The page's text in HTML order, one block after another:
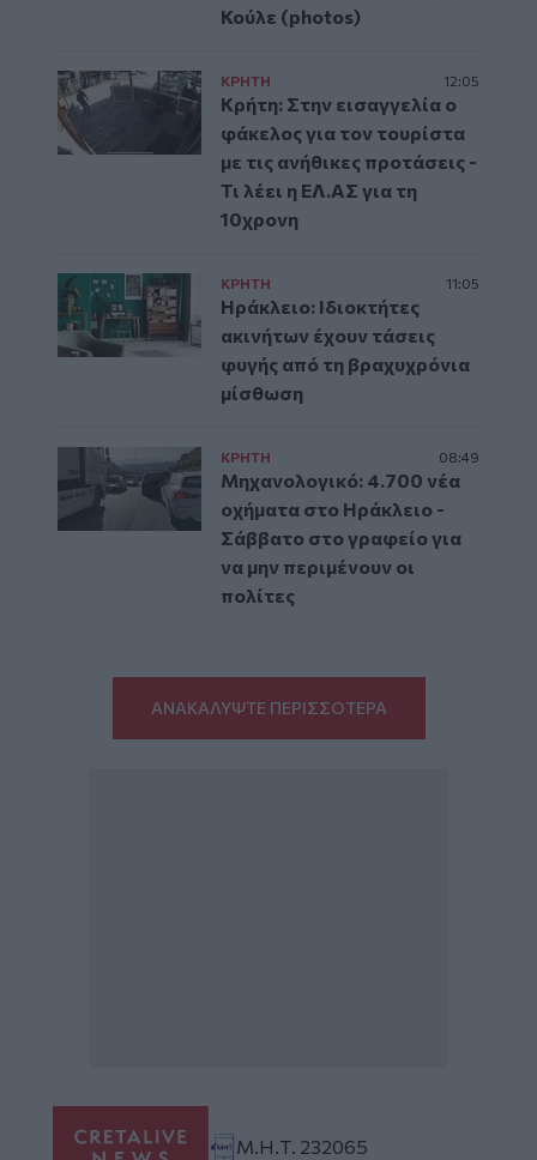
Κούλε (photos)
ΚΡΗΤΗ 12:05
Κρήτη: Στην εισαγγελία ο
φάκελος για τον τουρίστα
με τις ανήθικες προτάσεις -
Τι λέει η ΕΛ.ΑΣ για τη
10χρονη
ΚΡΗΤΗ 11:05
Ηράκλειο: Ιδιοκτήτες
ακινήτων έχουν τάσεις
φυγής από τη βραχυχρόνια
μίσθωση
ΚΡΗΤΗ 08:49
Μηχανολογικό: 4.700 νέα
οχήματα στο Ηράκλειο -
Σάββατο στο γραφείο για
να μην περιμένουν οι
πολίτες
ΑΝΑΚΑΛΥΨΤΕ ΠΕΡΙΣΣΟΤΕΡΑ
Μ.Η.Τ. 232065